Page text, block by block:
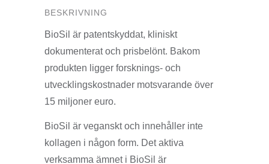
BESKRIVNING
BioSil är patentskyddat, kliniskt
dokumenterat och prisbelönt. Bakom
produkten ligger forsknings- och
utvecklingskostnader motsvarande över
15 miljoner euro.
BioSil är veganskt och innehåller inte
kollagen i någon form. Det aktiva
verksamma ämnet i BioSil är